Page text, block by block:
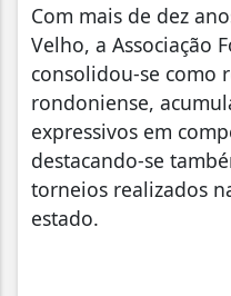
Com mais de dez
Velho, a Associação
consolidou-se como
rondoniense,
expressivos em
destacando-se
torneios realizados
estado.